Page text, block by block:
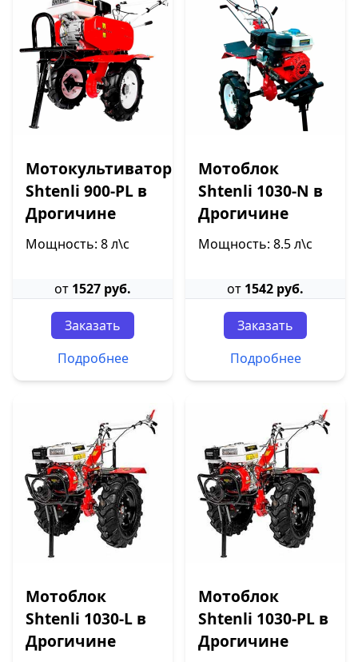
Мотокультиватор
Shtenli 900-PL в
Дрогичине
Мощность: 8 л\с
от 1527 руб.
Заказать
Подробнее
Мотоблок
Shtenli 1030-N в
Дрогичине
Мощность: 8.5 л\с
от 1542 руб.
Заказать
Подробнее
Мотоблок
Shtenli 1030-L в
Дрогичине
Мотоблок
Shtenli 1030-PL в
Дрогичине